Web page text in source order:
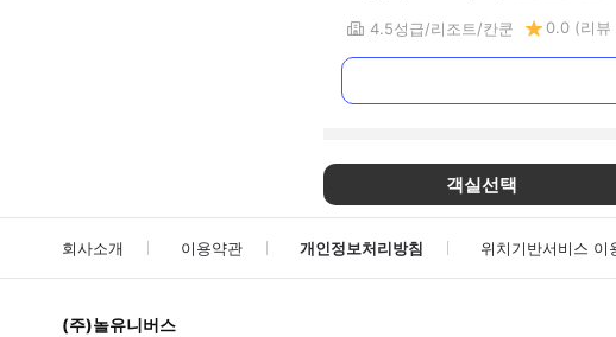
4.5성급 리조트 칸쿤 0.0 (리뷰
객실선택
회사소개 이용약관 개인정보처리방침 위치기반서비스 이
(주)놀유니버스